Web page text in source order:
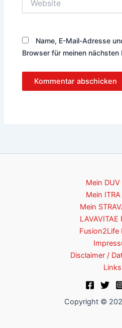
Name, E-Mail-Adresse
Browser für meinen nächsten
Mein DUV
Mein
Mein
LAVAVITAE
Fusion2Life
Disclaimer /
Links
Copyright ©